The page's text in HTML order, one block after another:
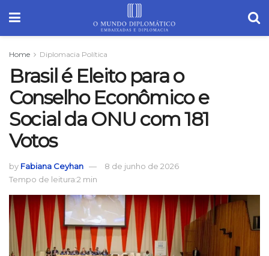
Home Diplomacia Política
Brasil é Eleito para o
Conselho Econômico e
Social da ONU com 181
Votos
by Fabiana Ceyhan
8 de junho de 2026
Tempo de leitura:2 min